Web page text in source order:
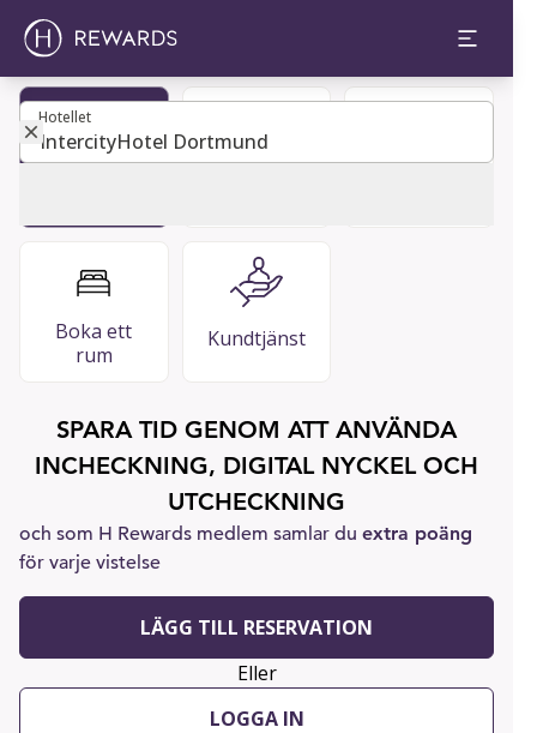
Hotellet
Hotellet
Boka ett
rum
Kundtjänst
SPARA TID GENOM ATT ANVÄNDA
INCHECKNING, DIGITAL NYCKEL OCH
UTCHECKNING
och som H Rewards medlem samlar du extra poäng
för varje vistelse
LÄGG TILL RESERVATION
Eller
LOGGA IN